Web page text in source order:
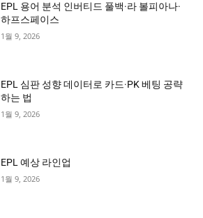
EPL 용어 분석 인버티드 풀백·라 볼피아나·
하프스페이스
1월 9, 2026
EPL 심판 성향 데이터로 카드·PK 베팅 공략
하는 법
1월 9, 2026
EPL 예상 라인업
1월 9, 2026